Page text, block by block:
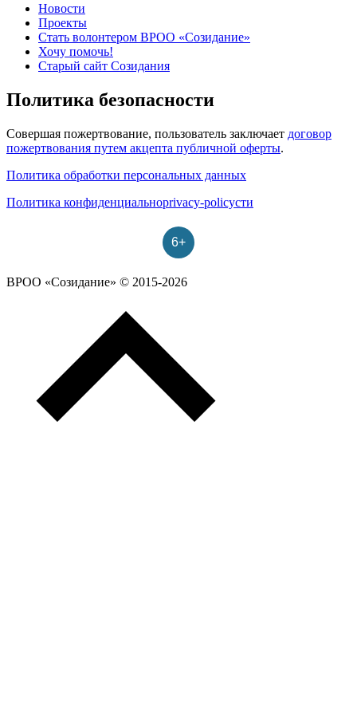
Новости
Проекты
Стать волонтером ВРОО «Созидание»
Хочу помочь!
Старый сайт Созидания
Политика безопасности
Совершая пожертвование, пользователь заключает договор
пожертвования путем акцепта публичной оферты.
Политика обработки персональных данных
Политика конфиденциальноprivacy-policyсти
6+
ВРОО «Созидание» © 2015-2026